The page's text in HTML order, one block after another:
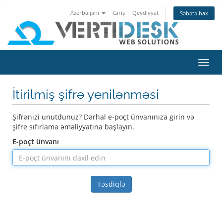
Azerbaijani Giriş Qeydiyyat Səbətə bax
keçid
İtirilmiş şifrə yenilənməsi
Şifrənizi unutdunuz? Dərhal e-poçt ünvanınıza girin və
şifre sıfırlama əməliyyatına başlayın.
E-poçt ünvanı
Təsdiqlə